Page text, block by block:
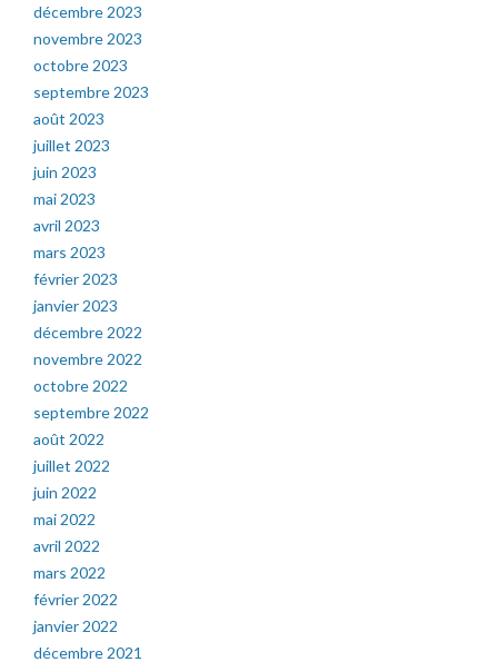
décembre 2023
novembre 2023
octobre 2023
septembre 2023
août 2023
juillet 2023
juin 2023
mai 2023
avril 2023
mars 2023
février 2023
janvier 2023
décembre 2022
novembre 2022
octobre 2022
septembre 2022
août 2022
juillet 2022
juin 2022
mai 2022
avril 2022
mars 2022
février 2022
janvier 2022
décembre 2021